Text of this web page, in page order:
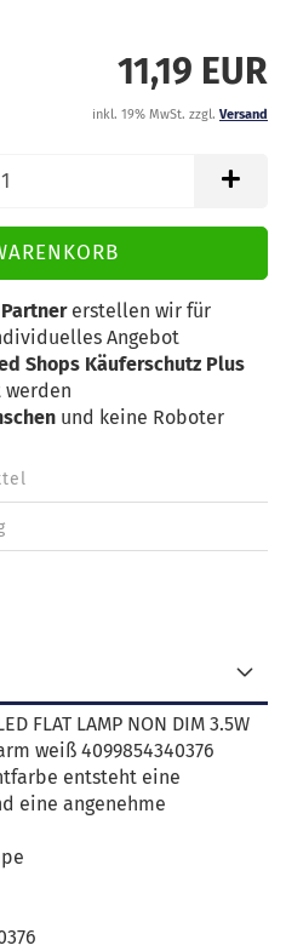
11,19 EUR
inkl. 19% MwSt. zzgl. Versand
erstellen wir für
Angebot
Shops Käuferschutz Plus
werden
und keine Roboter
FLAT LAMP NON DIM 3.5W
weiß 4099854340376
entsteht eine
eine angenehme